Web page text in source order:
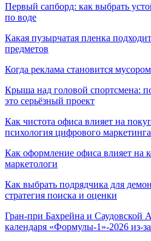
Первый сапборд: как выбрать
по воде
Какая пузырчатая пленка
предметов
Когда реклама становится мусором
Крыша над головой спортсмена:
это серьёзный проект
Как чистота офиса влияет на
психология цифрового маркетинга
Как оформление офиса влияет на
маркетологи
Как выбрать подрядчика для
стратегия поиска и оценки
Гран-при Бахрейна и Саудовской
календаря «Формулы-1»-2026 из-